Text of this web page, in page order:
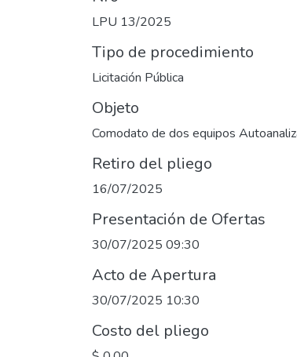
LPU 13/2025
Tipo de procedimiento
Licitación Pública
Objeto
Comodato de dos equipos
Retiro del pliego
16/07/2025
Presentación de Ofertas
30/07/2025 09:30
Acto de Apertura
30/07/2025 10:30
Costo del pliego